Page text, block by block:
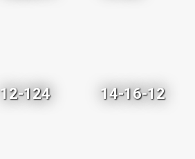
12-124 14-16-12